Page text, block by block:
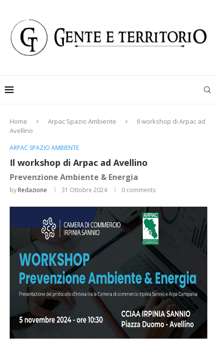
Home Arpac Spazio Ambiente
Il workshop di Arpac ad
Avellino
ARPAC SPAZIO AMBIENTE
Il workshop di Arpac ad Avellino
Prevenzione Ambiente & Energia
by Redazione 31 Ottobre 2024 0 comments